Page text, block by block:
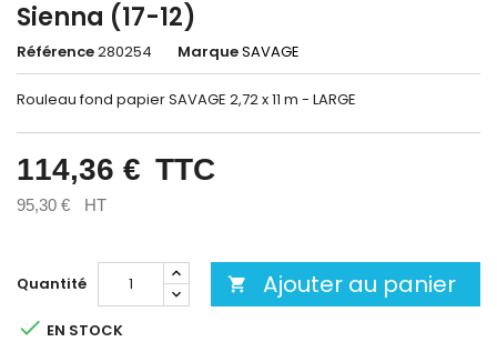
Sienna (17-12)
Référence280254 MarqueSAVAGE
Rouleau fond papier SAVAGE 2,72 x 11 m - LARGE
114,36 € TTC
95,30 € HT
Quantité  Ajouter au panier
 EN STOCK